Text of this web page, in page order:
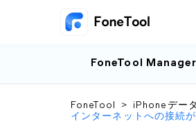
FoneTool Manager
FoneTool > iPhoneデー
インターネットへの接続